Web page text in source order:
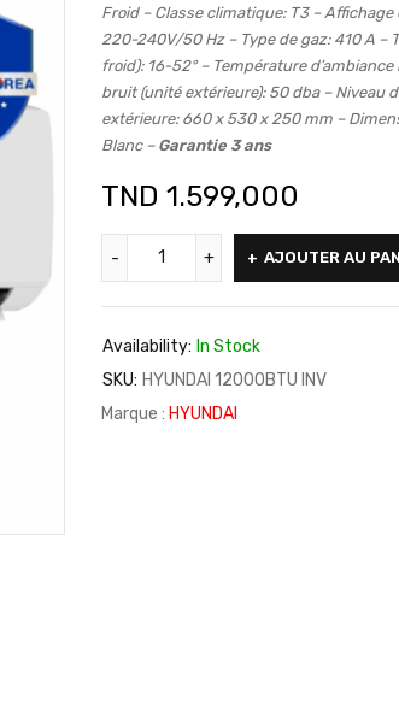
Froid – Classe climatique: T3 –
220-240V/50 Hz – Type de gaz: 410 A –
froid): 16-52° – Température
bruit (unité extérieure): 50 dba – Niveau
extérieure: 660 x 530 x 250 mm –
Blanc – Garantie 3 ans
TND 1.599,000
AJOUTER AU
Availability: In Stock
SKU: HYUNDAI 12000BTU INV
Marque : HYUNDAI